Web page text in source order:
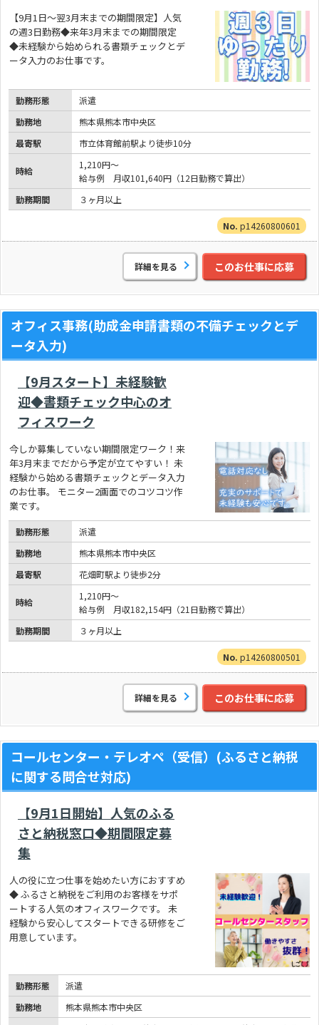
【9月1日～翌3月末までの期間限定】人気
の週3日勤務◆来年3月末までの期間限定
◆未経験から始められる書類チェックとデ
ータ入力のお仕事です。
勤務形態
派遣
勤務地
熊本県熊本市中央区
最寄駅
市立体育館前駅より徒歩10分
時給
1,210円～
給与例 月収101,640円（12日勤務で算出）
勤務期間
３ヶ月以上
p14260800601
詳細を見る このお仕事に応募
オフィス事務(助成金申請書類の不備チェックとデ
ータ入力)
【9月スタート】未経験歓
迎◆書類チェック中心のオ
フィスワーク
今しか募集していない期間限定ワーク！来
年3月末までだから予定が立てやすい！ 未
経験から始める書類チェックとデータ入力
のお仕事。 モニター2画面でのコツコツ作
業です。
勤務形態
派遣
勤務地
熊本県熊本市中央区
最寄駅
花畑町駅より徒歩2分
時給
1,210円～
給与例 月収182,154円（21日勤務で算出）
勤務期間
３ヶ月以上
p14260800501
詳細を見る このお仕事に応募
コールセンター・テレオペ（受信）(ふるさと納税
に関する問合せ対応)
【9月1日開始】人気のふる
さと納税窓口◆期間限定募
集
人の役に立つ仕事を始めたい方におすすめ
◆ ふるさと納税をご利用のお客様をサポ
ートする人気のオフィスワークです。 未
経験から安心してスタートできる研修をご
用意しています。
勤務形態
派遣
勤務地
熊本県熊本市中央区